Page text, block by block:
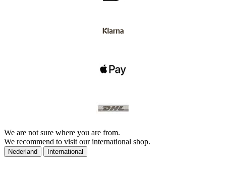
We are not sure where you are from.
We recommend to visit our international shop.
Nederland International